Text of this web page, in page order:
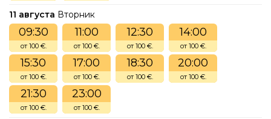
11 августа Вторник
09:30
от 100 €.
11:00
от 100 €.
12:30
от 100 €.
14:00
от 100 €.
15:30
от 100 €.
17:00
от 100 €.
18:30
от 100 €.
20:00
от 100 €.
21:30
от 100 €.
23:00
от 100 €.